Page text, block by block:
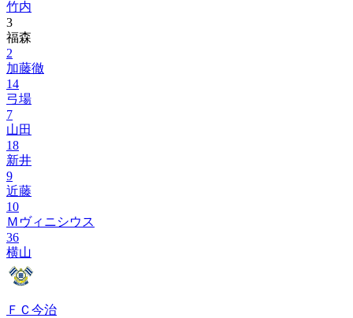
竹内
3
福森
2
加藤徹
14
弓場
7
山田
18
新井
9
近藤
10
Ｍヴィニシウス
36
横山
ＦＣ今治